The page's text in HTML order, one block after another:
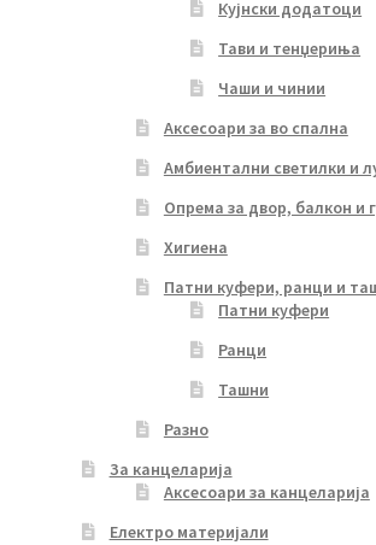
Кујнски додатоци
Тави и тенџериња
Чаши и чинии
Аксесоари за во спална
Амбиентални светилки и
Опрема за двор, балкон и
Хигиена
Патни куфери, ранци и
Патни куфери
Ранци
Ташни
Разно
За канцеларија
Аксесоари за канцеларија
Електро материјали